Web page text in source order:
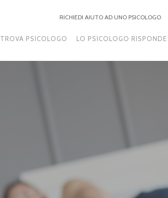
RICHIEDI AIUTO AD UNO PSICOLOGO
TROVA PSICOLOGO LO PSICOLOGO RISPONDE